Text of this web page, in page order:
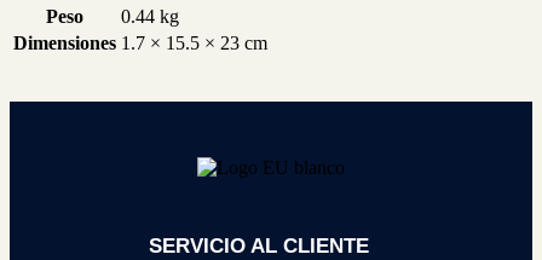
Peso
0.44 kg
Dimensiones 1.7 × 15.5 × 23 cm
SERVICIO AL CLIENTE